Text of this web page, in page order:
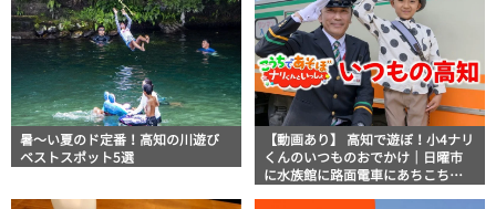
暑～い夏のド定番！高知の川遊び
ベストスポット5選
【動画あり】 高知で遊ぼ！小4ナリ
くんのいつものおでかけ｜日曜市
に水族館に路面電車にあちこち巡